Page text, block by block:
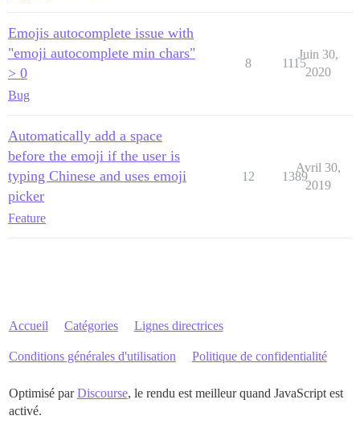
Emojis autocomplete issue with
"emoji autocomplete min chars"
> 0
Bug
8 1115
Juin 30,
2020
Automatically add a space
before the emoji if the user is
typing Chinese and uses emoji
picker
Feature
12 1389
Avril 30,
2019
Accueil Catégories Lignes directrices
Conditions générales d'utilisation Politique de confidentialité
Optimisé parDiscourse, le rendu est meilleur quand JavaScript est
activé.